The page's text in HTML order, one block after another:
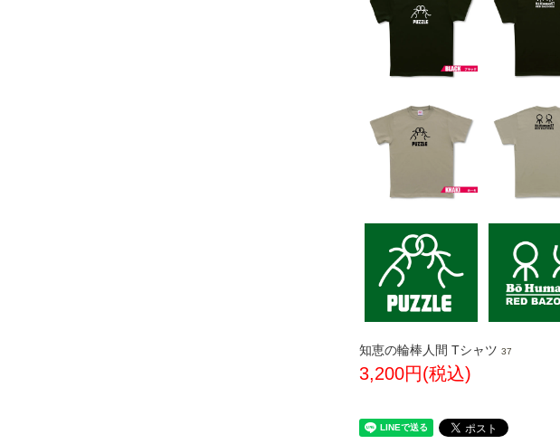
知恵の輪棒人間 Tシャツ 37
3,200円(税込)